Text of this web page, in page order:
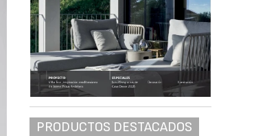
PRODUCTOS DESTACADOS